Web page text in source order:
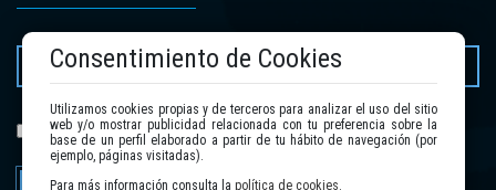
He leído y acepto lapolítica de privacidad.
Consentimiento de Cookies
Utilizamos cookies propias y de terceros para analizar el uso del sitio
web y/o mostrar publicidad relacionada con tu preferencia sobre la
base de un perfil elaborado a partir de tu hábito de navegación (por
ejemplo, páginas visitadas).
Para más información consulta la política de cookies.